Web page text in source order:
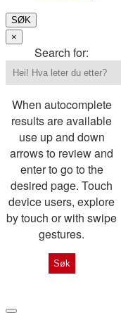
SØK
×
Search for:
When autocomplete
results are available
use up and down
arrows to review and
enter to go to the
desired page. Touch
device users, explore
by touch or with swipe
gestures.